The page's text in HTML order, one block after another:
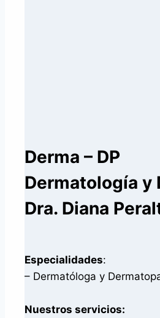
Derma – DP
Dermatología y
Dra. Diana
Especialidades:
– Dermatóloga y
Nuestros servicios: